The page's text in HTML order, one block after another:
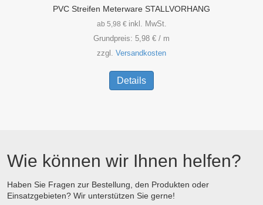
PVC Streifen Meterware STALLVORHANG
ab 5,98 € inkl. MwSt.
Grundpreis: 5,98 € / m
zzgl. Versandkosten
Details
weist
können
der
Produktseite
Wie können wir Ihnen helfen?
Haben Sie Fragen zur Bestellung, den Produkten oder
Einsatzgebieten? Wir unterstützen Sie gerne!